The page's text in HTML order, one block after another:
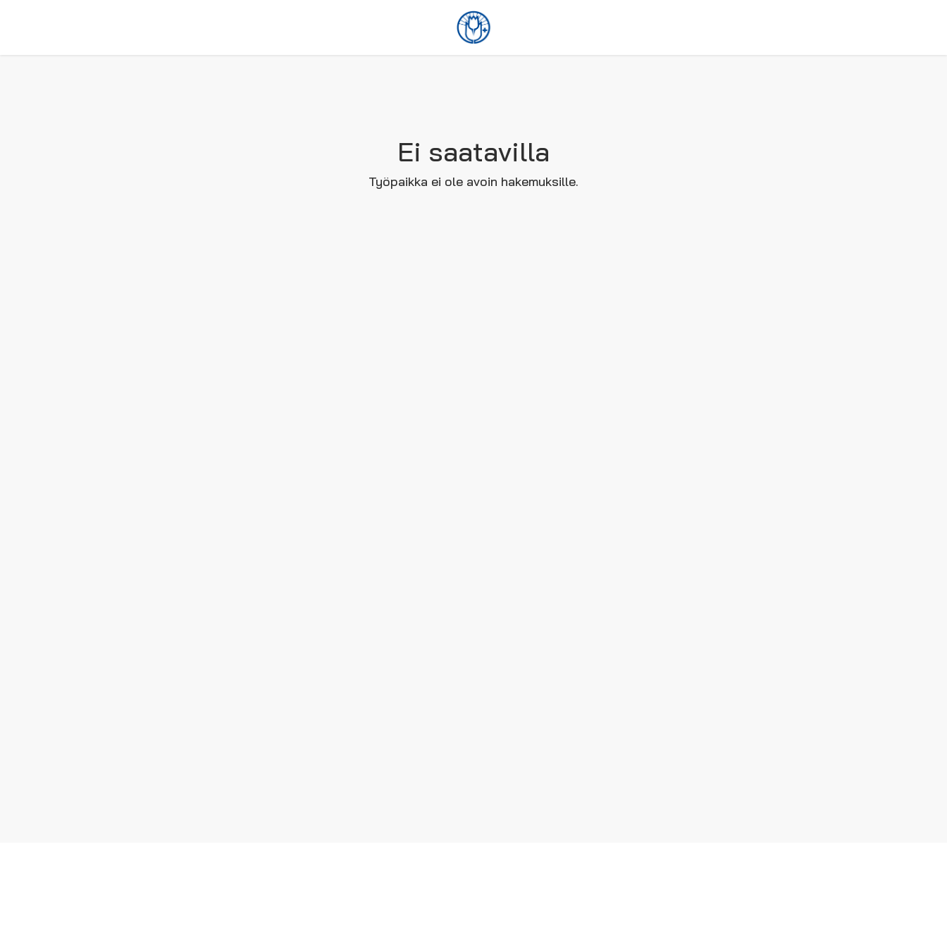
Ei saatavilla
Työpaikka ei ole avoin hakemuksille.